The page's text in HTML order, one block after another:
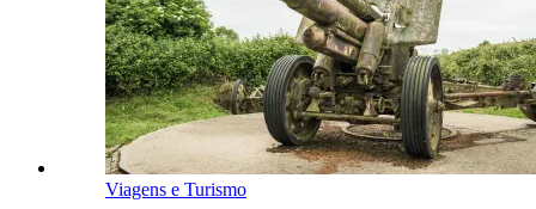
Viagens e Turismo